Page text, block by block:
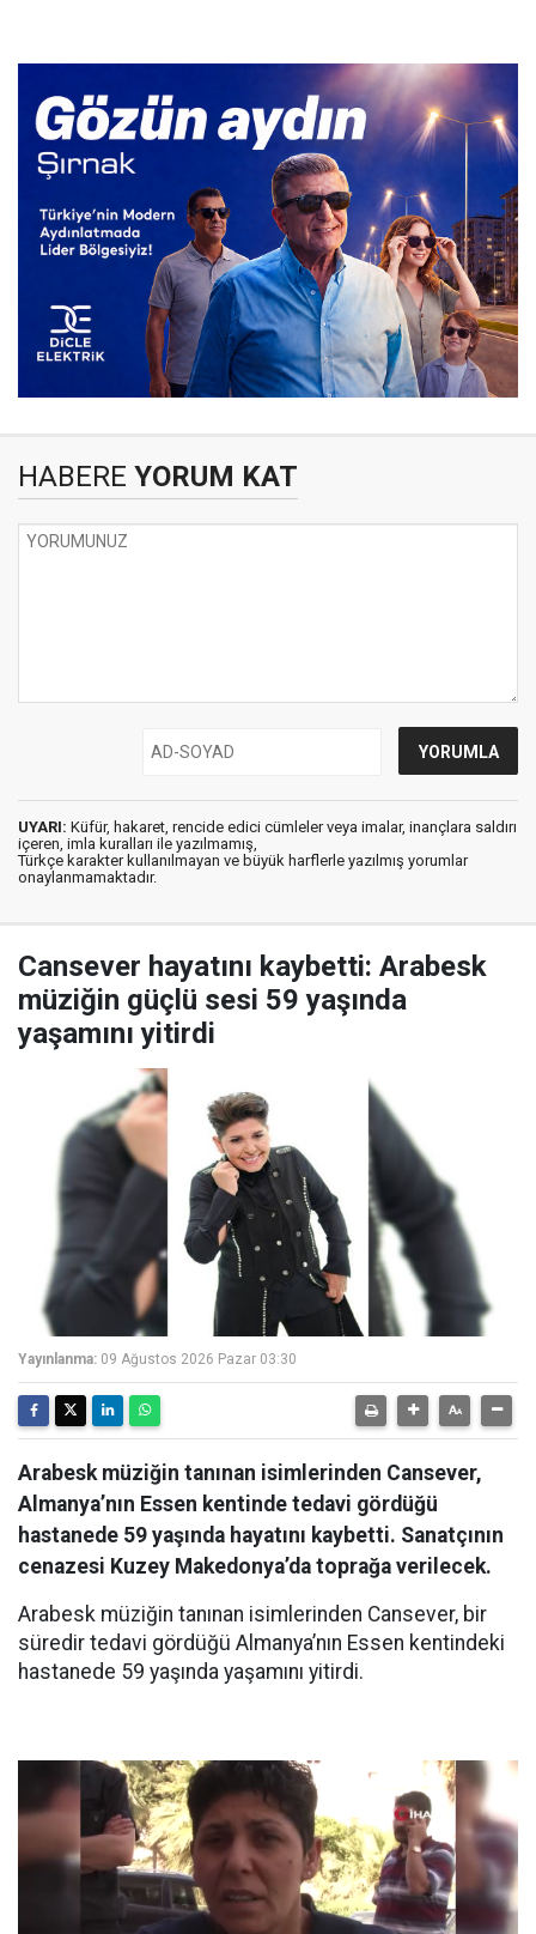
HABERE YORUM KAT
UYARI: Küfür, hakaret, rencide edici cümleler veya imalar, inançlara saldırı
içeren, imla kuralları ile yazılmamış,
Türkçe karakter kullanılmayan ve büyük harflerle yazılmış yorumlar
onaylanmamaktadır.
Cansever hayatını kaybetti: Arabesk
müziğin güçlü sesi 59 yaşında
yaşamını yitirdi
Yayınlanma: 09 Ağustos 2026 Pazar 03:30
Arabesk müziğin tanınan isimlerinden Cansever,
Almanya’nın Essen kentinde tedavi gördüğü
hastanede 59 yaşında hayatını kaybetti. Sanatçının
cenazesi Kuzey Makedonya’da toprağa verilecek.
Arabesk müziğin tanınan isimlerinden Cansever, bir
süredir tedavi gördüğü Almanya’nın Essen kentindeki
hastanede 59 yaşında yaşamını yitirdi.